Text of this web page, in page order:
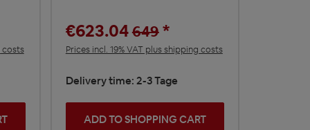
costs
€623.04649*
Prices incl. 19% VAT plus shipping costs
Delivery time: 2-3 Tage
ADD TO SHOPPING CART